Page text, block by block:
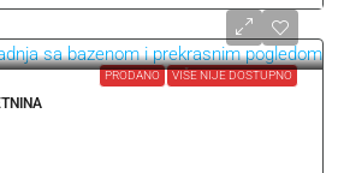
PRODANO VIŠE NIJE DOSTUPNO